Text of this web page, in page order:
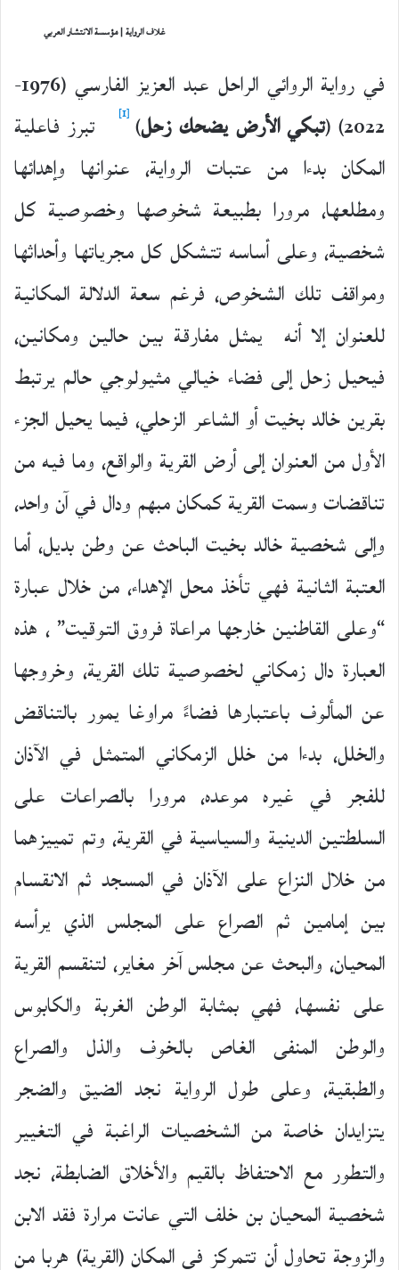
غلاف الرواية | مؤسسة الانتشار العربي
في رواية الروائي الراحل عبد العزيز الفارسي (1976-
2022) ( تبكي الأرض يضحك زحل)
[1]
تبرز فاعلية
المكان بدءا من عتبات الرواية، عنوانها وإهدائها
ومطلعها، مرورا بطبيعة شخوصها وخصوصية كل
شخصية، وعلى أساسه تتشكل كل مجرياتها وأحداثها
ومواقف تلك الشخوص، فرغم سعة الدلالة المكانية
للعنوان إلا أنه يمثل مفارقة بين حالين ومكانين،
فيحيل زحل إلى فضاء خيالي مثيولوجي حالم يرتبط
بقرين خالد بخيت أو الشاعر الزحلي، فيما يحيل الجزء
الأول من العنوان إلى أرض القرية والواقع، وما فيه من
تناقضات وسمت القرية كمكان مبهم ودال في آن واحد،
وإلى شخصية خالد بخيت الباحث عن وطن بديل، أما
العتبة الثانية فهي تأخذ محل الإهداء، من خلال عبارة
“وعلى القاطنين خارجها مراعاة فروق التوقيت” ، هذه
العبارة دال زمكاني لخصوصية تلك القرية، وخروجها
عن المألوف باعتبارها فضاءً مراوغا يمور بالتناقض
والخلل، بدءا من خلل الزمكاني المتمثل في الآذان
للفجر في غيره موعده، مرورا بالصراعات على
السلطتين الدينية والسياسية في القرية، وتم تمييزهما
من خلال النزاع على الآذان في المسجد ثم الانقسام
بين إمامين ثم الصراع على المجلس الذي يرأسه
المحيان، والبحث عن مجلس آخر مغاير، لتنقسم القرية
على نفسها، فهي بمثابة الوطن الغربة والكابوس
والوطن المنفى الغاص بالخوف والذل والصراع
والطبقية، وعلى طول الرواية نجد الضيق والضجر
يتزايدان خاصة من الشخصيات الراغبة في التغيير
والتطور مع الاحتفاظ بالقيم والأخلاق الضابطة، نجد
شخصية المحيان بن خلف التي عانت مرارة فقد الابن
والزوجة تحاول أن تتمركز في المكان (القرية) هربا من